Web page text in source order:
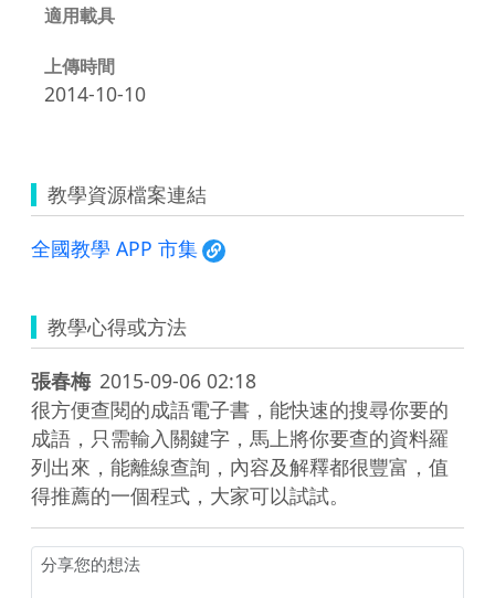
適用載具
上傳時間
2014-10-10
教學資源檔案連結
全國教學 APP 市集
教學心得或方法
張春梅 2015-09-06 02:18
很方便查閱的成語電子書，能快速的搜尋你要的
成語，只需輸入關鍵字，馬上將你要查的資料羅
列出來，能離線查詢，內容及解釋都很豐富，值
得推薦的一個程式，大家可以試試。